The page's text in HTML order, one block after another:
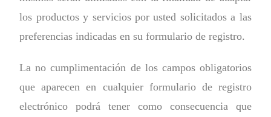
los productos y servicios por usted solicitados a las
preferencias indicadas en su formulario de registro.
La no cumplimentación de los campos obligatorios
que aparecen en cualquier formulario de registro
electrónico podrá tener como consecuencia que